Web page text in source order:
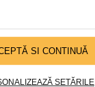
SI CONTINUĂ
SETĂRILE